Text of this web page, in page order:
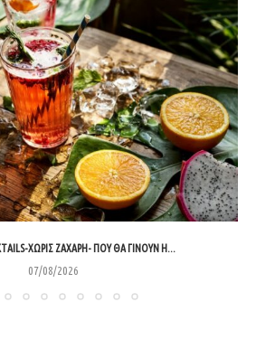
ΧΩΡΊΣ ΖΆΧΑΡΗ- ΠΟΥ ΘΑ ΓΊΝΟΥΝ Η...
07/08/2026